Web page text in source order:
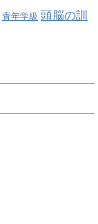
青年学級 頭脳の訓